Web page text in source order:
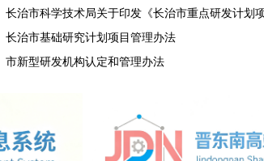
印...
长治市科学技术局关于印发《长治市重点研发计划
施...
长治市基础研究计划项目管理办法
市新型研发机构认定和管理办法